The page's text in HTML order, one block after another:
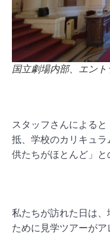
国立劇場内部、エント
スタッフさんによる
抵、学校のカリキュ
供たちがほとんど」と
私たちが訪れた日は
ために見学ツアーが